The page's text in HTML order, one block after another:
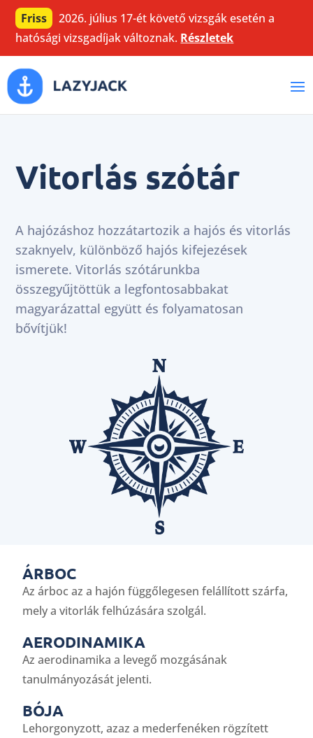
Friss
2026. július 17-ét követő vizsgák esetén a
hatósági vizsgadíjak változnak. Részletek
Vitorlás szótár
A hajózáshoz hozzátartozik a hajós és vitorlás
szaknyelv, különböző hajós kifejezések
ismerete. Vitorlás szótárunkba
összegyűjtöttük a legfontosabbakat
magyarázattal együtt és folyamatosan
bővítjük!
ÁRBOC
Az árboc az a hajón függőlegesen felállított szárfa,
mely a vitorlák felhúzására szolgál.
AERODINAMIKA
Az aerodinamika a levegő mozgásának
tanulmányozását jelenti.
BÓJA
Lehorgonyzott, azaz a mederfenéken rögzített